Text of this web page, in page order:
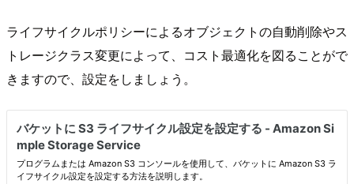
ライフサイクルポリシーによるオブジェクトの自動削除やス
トレージクラス変更によって、コスト最適化を図ることがで
きますので、設定をしましょう。